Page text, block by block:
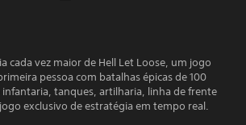
cada vez maior de Hell Let Loose, um jogo
pessoa com batalhas épicas de 100
tanques, artilharia, linha de frente
exclusivo de estratégia em tempo real.